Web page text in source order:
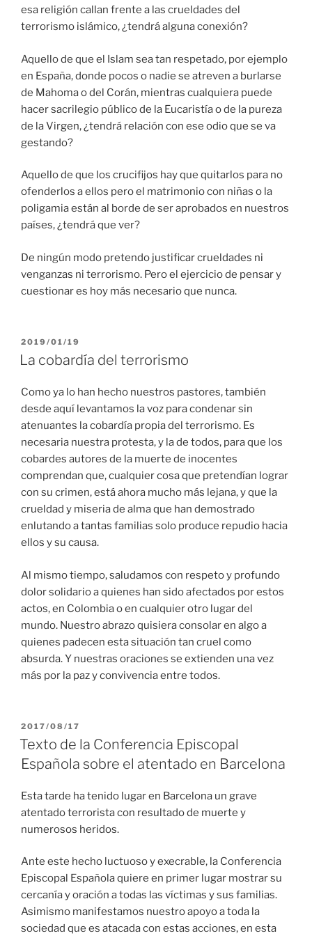
esa religión callan frente a las crueldades del
terrorismo islámico, ¿tendrá alguna conexión?
Aquello de que el Islam sea tan respetado, por ejemplo
en España, donde pocos o nadie se atreven a burlarse
de Mahoma o del Corán, mientras cualquiera puede
hacer sacrilegio público de la Eucaristía o de la pureza
de la Virgen, ¿tendrá relación con ese odio que se va
gestando?
Aquello de que los crucifijos hay que quitarlos para no
ofenderlos a ellos pero el matrimonio con niñas o la
poligamia están al borde de ser aprobados en nuestros
países, ¿tendrá que ver?
De ningún modo pretendo justificar crueldades ni
venganzas ni terrorismo. Pero el ejercicio de pensar y
cuestionar es hoy más necesario que nunca.
PUBLICADO
EL
2019/01/19
La cobardía del terrorismo
Como ya lo han hecho nuestros pastores, también
desde aquí levantamos la voz para condenar sin
atenuantes la cobardía propia del terrorismo. Es
necesaria nuestra protesta, y la de todos, para que los
cobardes autores de la muerte de inocentes
comprendan que, cualquier cosa que pretendían lograr
con su crimen, está ahora mucho más lejana, y que la
crueldad y miseria de alma que han demostrado
enlutando a tantas familias solo produce repudio hacia
ellos y su causa.
Al mismo tiempo, saludamos con respeto y profundo
dolor solidario a quienes han sido afectados por estos
actos, en Colombia o en cualquier otro lugar del
mundo. Nuestro abrazo quisiera consolar en algo a
quienes padecen esta situación tan cruel como
absurda. Y nuestras oraciones se extienden una vez
más por la paz y convivencia entre todos.
PUBLICADO
EL
2017/08/17
Texto de la Conferencia Episcopal
Española sobre el atentado en Barcelona
Esta tarde ha tenido lugar en Barcelona un grave
atentado terrorista con resultado de muerte y
numerosos heridos.
Ante este hecho luctuoso y execrable, la Conferencia
Episcopal Española quiere en primer lugar mostrar su
cercanía y oración a todas las víctimas y sus familias.
Asimismo manifestamos nuestro apoyo a toda la
sociedad que es atacada con estas acciones, en esta